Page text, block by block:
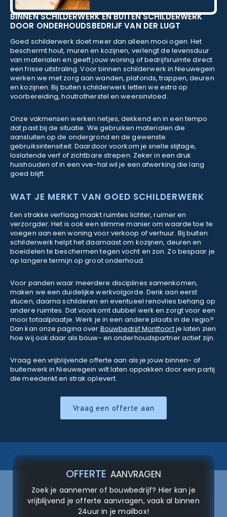
BINNEN SCHILDERWERK EN BUITEN SCHILDERWERK
DOOR ONDERHOUDSBEDRIJF VAN DER LUGT
Goed schilderwerk doet meer dan alleen mooi ogen. Het
beschermt hout, muren en kozijnen, verlengt de levensduur
van materialen en geeft jouw woning of bedrijfsruimte direct
een frisse uitstraling. Voor binnen schilderwerk in Nieuwegein
werken we met zorg aan wanden, plafonds, trappen, deuren
en kozijnen. Bij buiten schilderwerk letten we extra op
voorbereiding, houtrotherstel en weersinvloed.
Onze vakmensen werken netjes, dekkend en in een tempo
dat past bij de situatie. We gebruiken materialen die
aansluiten op de ondergrond en de gewenste
gebruiksintensiteit. Daardoor voorkom je snelle slijtage,
loslatende verf of zichtbare strepen. Zeker in een druk
huishouden of in een vve-hal wil je een afwerking die lang
goed blijft.
WAT JE MERKT VAN GOED SCHILDERWERK
Een strakke verflaag maakt ruimtes lichter, ruimer en
verzorgder. Het is ook een slimme manier om waarde toe te
voegen aan een woning voor verkoop of verhuur. Bij buiten
schilderwerk helpt het daarnaast om kozijnen, deuren en
boeidelen te beschermen tegen vocht en zon. Zo bespaar je
op langere termijn op groot onderhoud.
Voor panden waar meerdere disciplines samenkomen,
maken we een duidelijke werkvolgorde. Denk aan eerst
stucen, daarna schilderen en eventueel renovlies behang op
andere ruimtes. Dat voorkomt dubbel werk en zorgt voor een
mooi totaalplaatje. Werk je in een andere plaats in de regio?
Dan kan onze pagina over Bouwbedrijf Montfoortje laten zien
hoe wij ook daar als bouw- en onderhoudspartner actief zijn.
Vraag een vrijblijvende offerte aan als je jouw binnen- of
buitenwerk in Nieuwegein wilt laten oppakken door een partij
die meedenkt en strak oplevert.
Vraag een offerte aan
OFFERTE AANVRAGEN
Zoek je aannemer of bouwbedrijf? Hier kan je
vrijblijvend je offerte aanvragen, vaak al binnen
24uur in je mailbox!